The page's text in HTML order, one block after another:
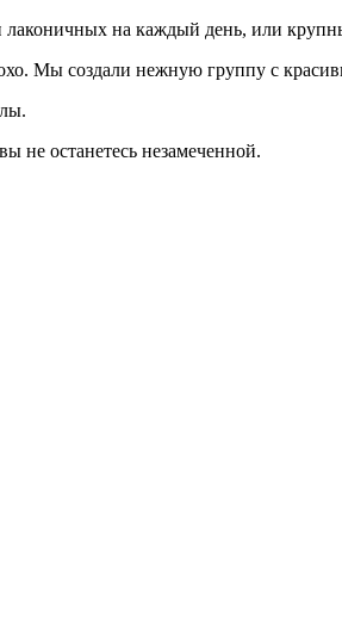
на каждый день, или
Мы создали нежную группу с
не останетесь незамеченной.